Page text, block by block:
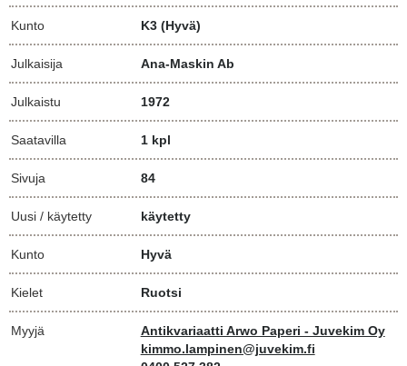
Kunto K3 (Hyvä)
Julkaisija Ana-Maskin Ab
Julkaistu 1972
Saatavilla 1 kpl
Sivuja 84
Uusi / käytetty käytetty
Kunto Hyvä
Kielet Ruotsi
Myyjä
Antikvariaatti Arwo Paperi - Juvekim Oy
kimmo.lampinen@juvekim.fi